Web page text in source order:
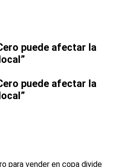
puede afectar la
puede afectar la